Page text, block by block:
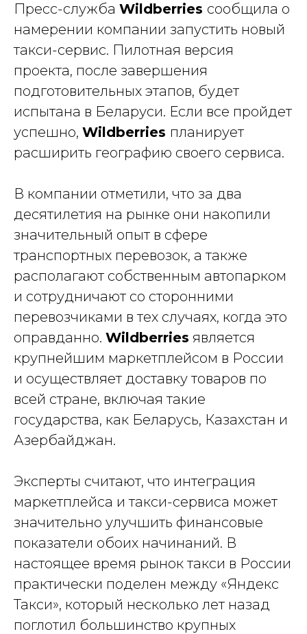
Пресс-служба Wildberries сообщила о
намерении компании запустить новый
такси-сервис. Пилотная версия
проекта, после завершения
подготовительных этапов, будет
испытана в Беларуси. Если все пройдет
успешно, Wildberries планирует
расширить географию своего сервиса.
В компании отметили, что за два
десятилетия на рынке они накопили
значительный опыт в сфере
транспортных перевозок, а также
располагают собственным автопарком
и сотрудничают со сторонними
перевозчиками в тех случаях, когда это
оправданно. Wildberries является
крупнейшим маркетплейсом в России
и осуществляет доставку товаров по
всей стране, включая такие
государства, как Беларусь, Казахстан и
Азербайджан.
Эксперты считают, что интеграция
маркетплейса и такси-сервиса может
значительно улучшить финансовые
показатели обоих начинаний. В
настоящее время рынок такси в России
практически поделен между «Яндекс
Такси», который несколько лет назад
поглотил большинство крупных